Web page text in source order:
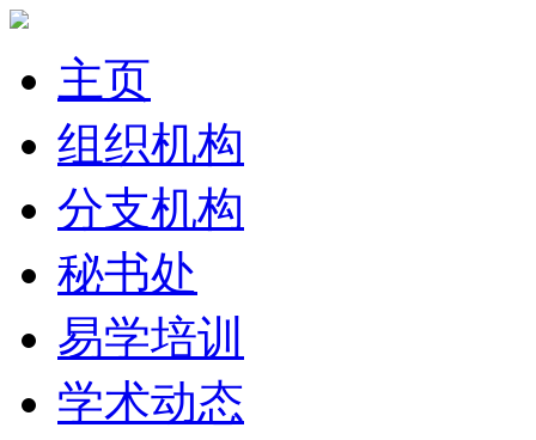
主页
组织机构
分支机构
秘书处
易学培训
学术动态